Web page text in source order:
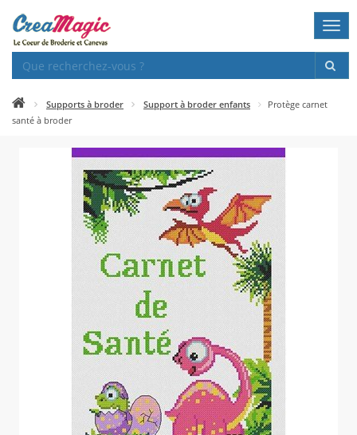
Supports à broder Support à broder enfants
Protège carnet
santé à broder